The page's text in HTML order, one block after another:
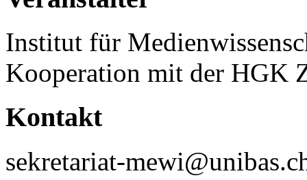
Institut für
Kooperation mit der HGK
Kontakt
sekretariat-